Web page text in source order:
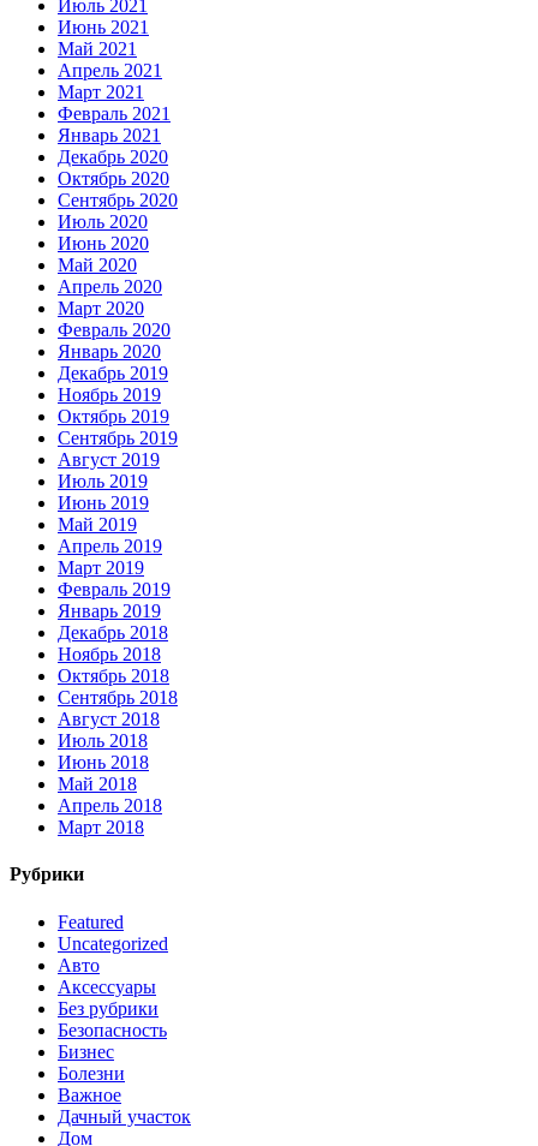
Июль 2021
Июнь 2021
Май 2021
Апрель 2021
Март 2021
Февраль 2021
Январь 2021
Декабрь 2020
Октябрь 2020
Сентябрь 2020
Июль 2020
Июнь 2020
Май 2020
Апрель 2020
Март 2020
Февраль 2020
Январь 2020
Декабрь 2019
Ноябрь 2019
Октябрь 2019
Сентябрь 2019
Август 2019
Июль 2019
Июнь 2019
Май 2019
Апрель 2019
Март 2019
Февраль 2019
Январь 2019
Декабрь 2018
Ноябрь 2018
Октябрь 2018
Сентябрь 2018
Август 2018
Июль 2018
Июнь 2018
Май 2018
Апрель 2018
Март 2018
Рубрики
Featured
Uncategorized
Авто
Аксессуары
Без рубрики
Безопасность
Бизнес
Болезни
Важное
Дачный участок
Дом